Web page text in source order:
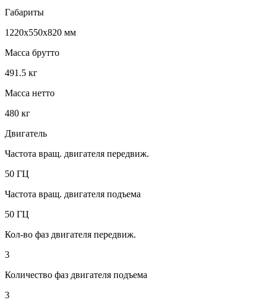
Габариты
1220x550x820 мм
Масса брутто
491.5 кг
Масса нетто
480 кг
Двигатель
Частота вращ. двигателя передвиж.
50 ГЦ
Частота вращ. двигателя подъема
50 ГЦ
Кол-во фаз двигателя передвиж.
3
Количество фаз двигателя подъема
3